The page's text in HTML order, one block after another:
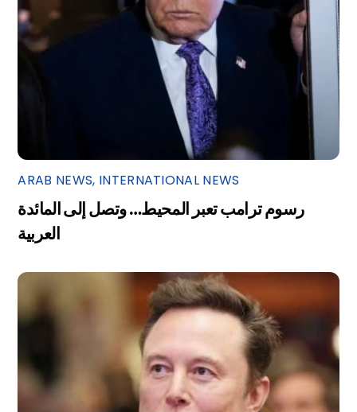
ARAB NEWS, INTERNATIONAL NEWS
رسوم ترامب تعبر المحيط… وتصل إلى المائدة
العربية